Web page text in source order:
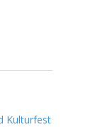
Kulturfest